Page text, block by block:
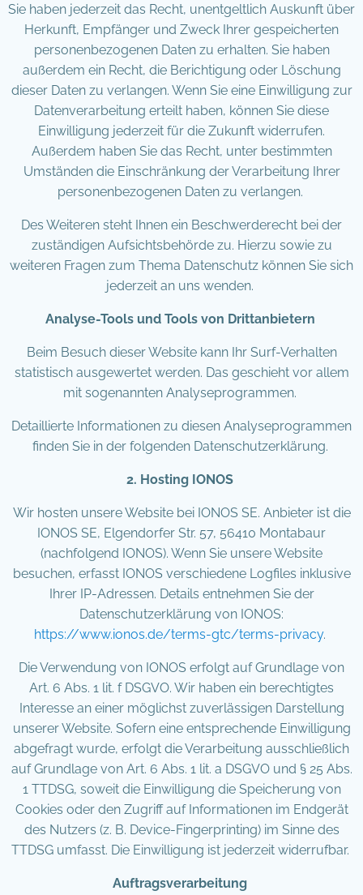
Sie haben jederzeit das Recht, unentgeltlich Auskunft über
Herkunft, Empfänger und Zweck Ihrer gespeicherten
personenbezogenen Daten zu erhalten. Sie haben
außerdem ein Recht, die Berichtigung oder Löschung
dieser Daten zu verlangen. Wenn Sie eine Einwilligung zur
Datenverarbeitung erteilt haben, können Sie diese
Einwilligung jederzeit für die Zukunft widerrufen.
Außerdem haben Sie das Recht, unter bestimmten
Umständen die Einschränkung der Verarbeitung Ihrer
personenbezogenen Daten zu verlangen.
Des Weiteren steht Ihnen ein Beschwerderecht bei der
zuständigen Aufsichtsbehörde zu. Hierzu sowie zu
weiteren Fragen zum Thema Datenschutz können Sie sich
jederzeit an uns wenden.
Analyse-Tools und Tools von Drittanbietern
Beim Besuch dieser Website kann Ihr Surf-Verhalten
statistisch ausgewertet werden. Das geschieht vor allem
mit sogenannten Analyseprogrammen.
Detaillierte Informationen zu diesen Analyseprogrammen
finden Sie in der folgenden Datenschutzerklärung.
2. Hosting IONOS
Wir hosten unsere Website bei IONOS SE. Anbieter ist die
IONOS SE, Elgendorfer Str. 57, 56410 Montabaur
(nachfolgend IONOS). Wenn Sie unsere Website
besuchen, erfasst IONOS verschiedene Logfiles inklusive
Ihrer IP-Adressen. Details entnehmen Sie der
Datenschutzerklärung von IONOS:
https://www.ionos.de/terms-gtc/terms-privacy.
Die Verwendung von IONOS erfolgt auf Grundlage von
Art. 6 Abs. 1 lit. f DSGVO. Wir haben ein berechtigtes
Interesse an einer möglichst zuverlässigen Darstellung
unserer Website. Sofern eine entsprechende Einwilligung
abgefragt wurde, erfolgt die Verarbeitung ausschließlich
auf Grundlage von Art. 6 Abs. 1 lit. a DSGVO und § 25 Abs.
1 TTDSG, soweit die Einwilligung die Speicherung von
Cookies oder den Zugriff auf Informationen im Endgerät
des Nutzers (z. B. Device-Fingerprinting) im Sinne des
TTDSG umfasst. Die Einwilligung ist jederzeit widerrufbar.
Auftragsverarbeitung